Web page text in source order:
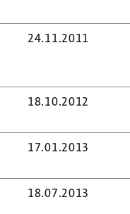
24.11.2011
18.10.2012
17.01.2013
18.07.2013